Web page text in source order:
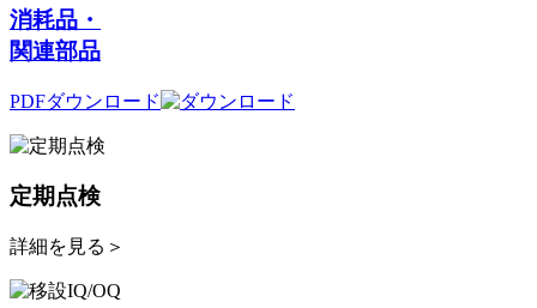
消耗品・
関連部品
PDFダウンロード
定期点検
詳細を見る ＞